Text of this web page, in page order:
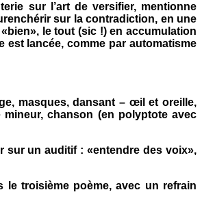
sur l’art de versifier, mentionne
sur la contradiction, en une
le tout (sic !) en accumulation
lancée, comme par automatisme
masques, dansant – œil et oreille,
mineur, chanson (en polyptote avec
sur un auditif : «entendre des voix»,
le troisième poème, avec un refrain